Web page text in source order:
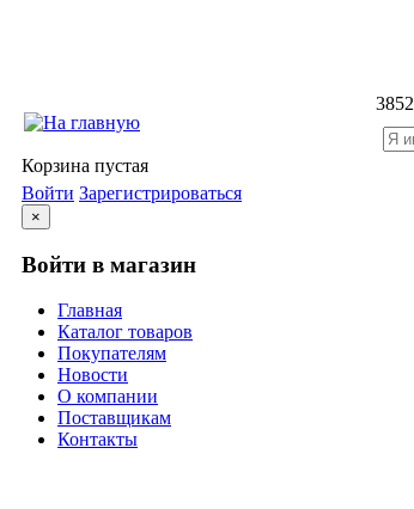
3852
Корзина пустая
Войти Зарегистрироваться
×
Войти в магазин
Главная
Каталог товаров
Покупателям
Новости
О компании
Поставщикам
Контакты